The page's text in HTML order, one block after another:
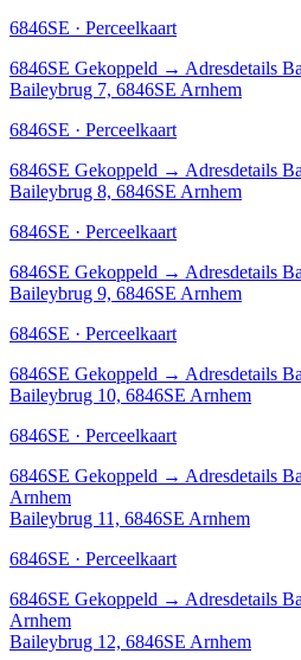
6846SE · Perceelkaart
6846SE Gekoppeld → Adresdetails
Baileybrug 7, 6846SE Arnhem
6846SE · Perceelkaart
6846SE Gekoppeld → Adresdetails
Baileybrug 8, 6846SE Arnhem
6846SE · Perceelkaart
6846SE Gekoppeld → Adresdetails
Baileybrug 9, 6846SE Arnhem
6846SE · Perceelkaart
6846SE Gekoppeld → Adresdetails
Baileybrug 10, 6846SE Arnhem
6846SE · Perceelkaart
6846SE Gekoppeld → Adresdetails
Arnhem
Baileybrug 11, 6846SE Arnhem
6846SE · Perceelkaart
6846SE Gekoppeld → Adresdetails
Arnhem
Baileybrug 12, 6846SE Arnhem